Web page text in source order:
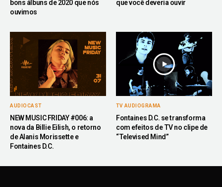
bons álbuns de 2020 que nós
ouvimos
que você deveria ouvir
AUDIOCAST
NEW MUSIC FRIDAY #006: a
nova da Billie Eilish, o retorno
de Alanis Morissette e
Fontaines D.C.
TV AUDIOGRAMA
Fontaines D.C. se transforma
com efeitos de TV no clipe de
“Televised Mind”